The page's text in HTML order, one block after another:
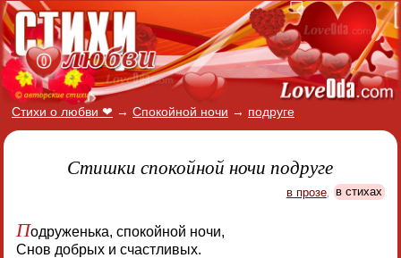
Стихи о любви ❤ → Спокойной ночи → подруге
Стишки спокойной ночи подруге
в прозе, в стихах
Подруженька, спокойной ночи,
Снов добрых и счастливых.